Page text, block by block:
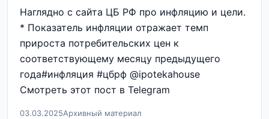
Наглядно с сайта ЦБ РФ про инфляцию и цели.
* Показатель инфляции отражает темп
прироста потребительских цен к
соответствующему месяцу предыдущего
года#инфляция #цбрф @ipotekahouse
Смотреть этот пост в Telegram
03.03.2025Архивный материал